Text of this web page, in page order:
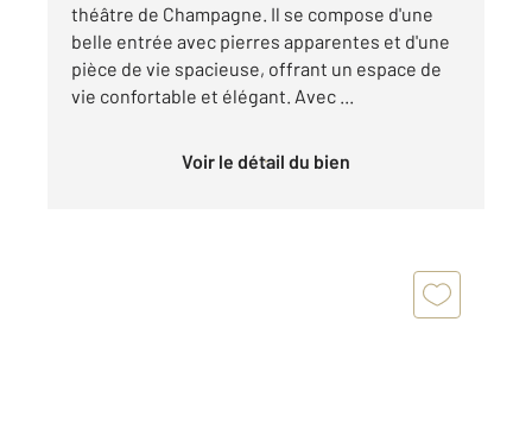
théâtre de Champagne. Il se compose d'une
belle entrée avec pierres apparentes et d'une
pièce de vie spacieuse, offrant un espace de
vie confortable et élégant. Avec ...
Voir le détail du bien